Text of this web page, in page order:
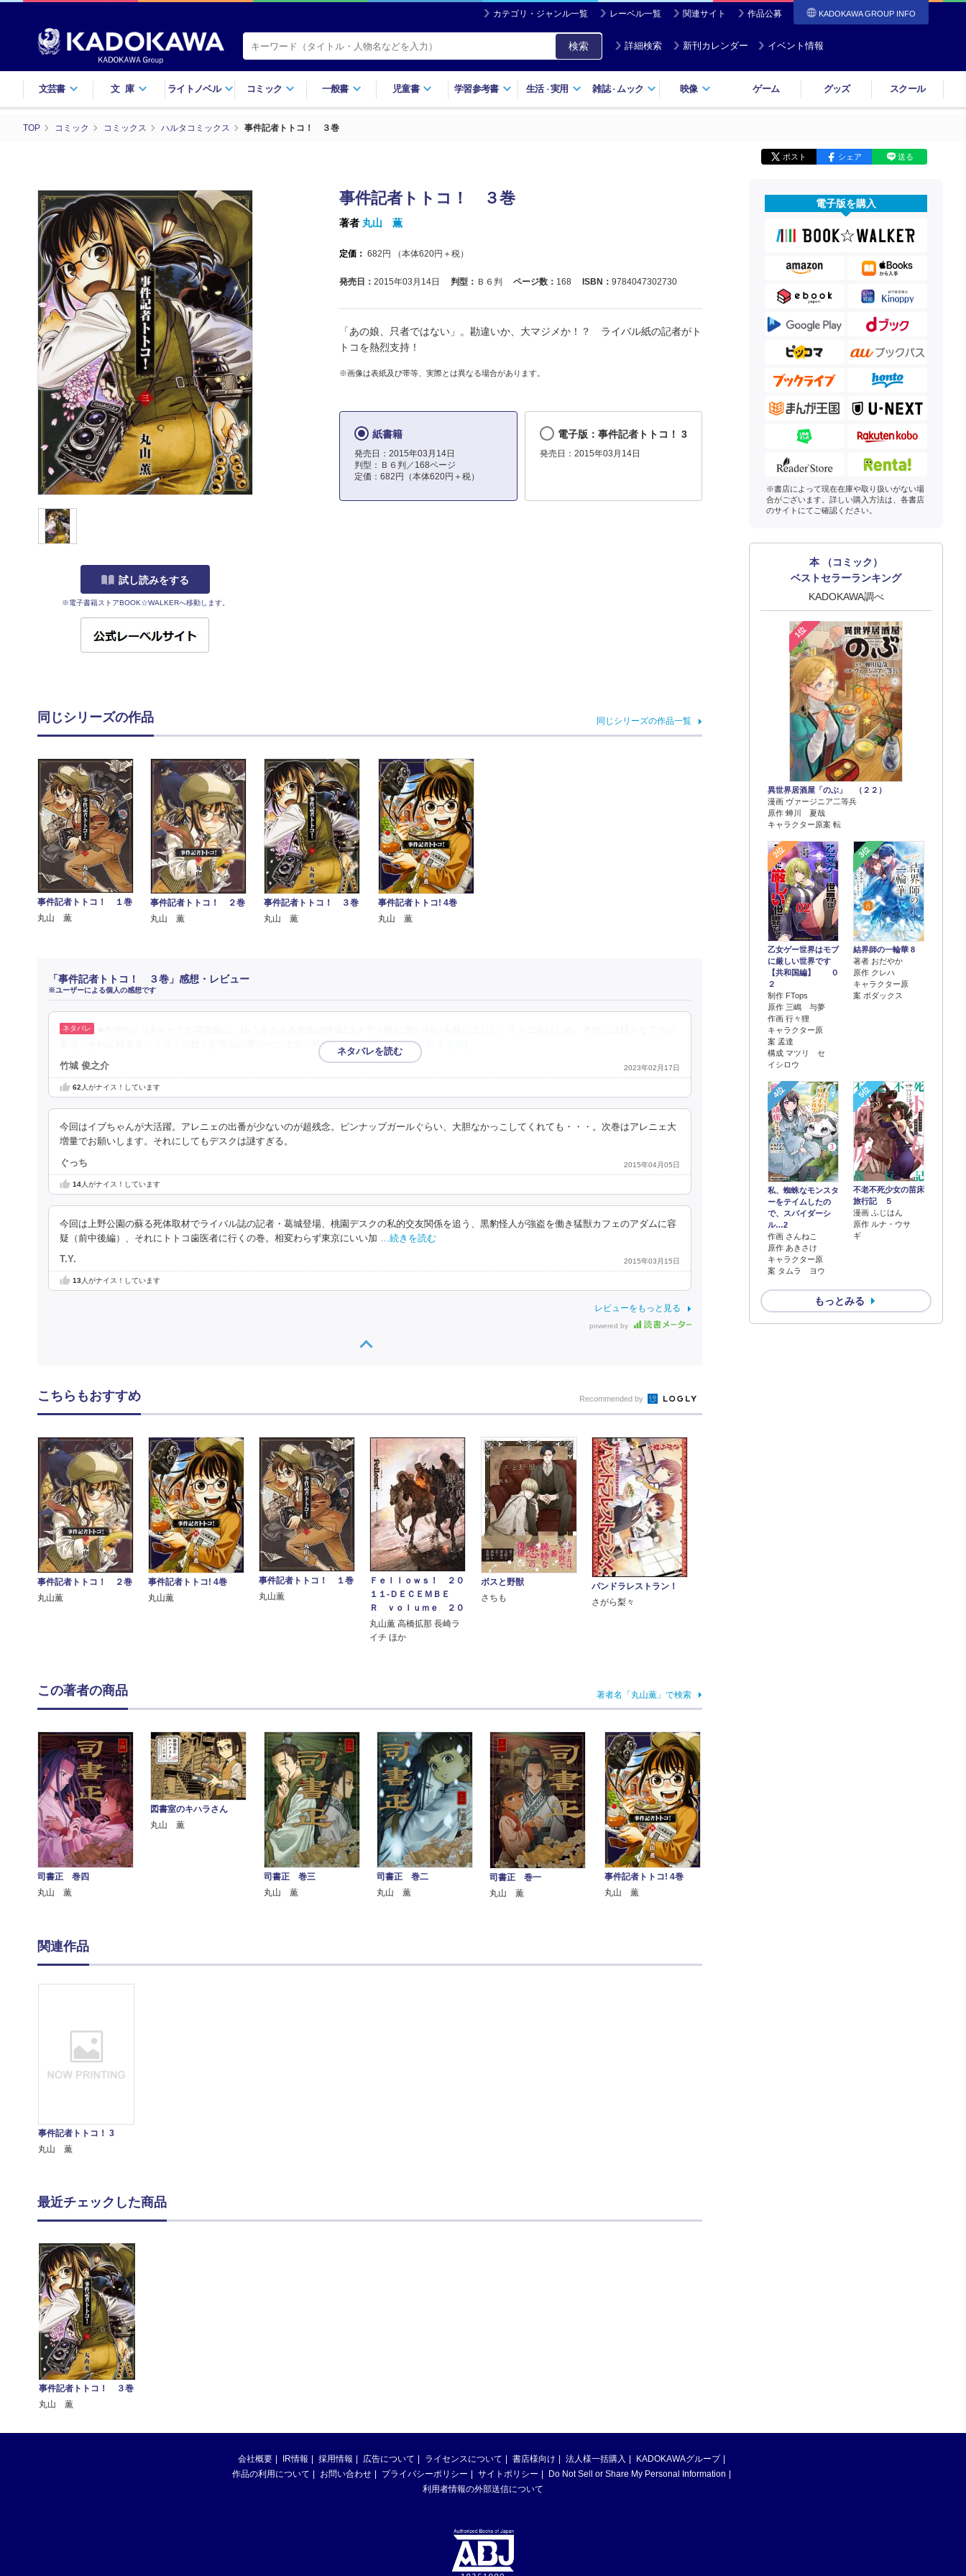
カテゴリ・ジャンル一覧 レーベル一覧 関連サイト 作品公募 KADOKAWA GROUP INFO
検索 詳細検索 新刊カレンダー イベント情報
文芸書 文庫 ライトノベル コミック 一般書 児童書 学習参考書 生活・実用 雑誌・ ムック 映像 ゲーム グッズ スクール
TOP コミック コミックス ハルタコミックス 事件記者トトコ！ ３巻
ポスト シェア 送る
試し読みをする
※電子書籍ストアBOOK☆WALKERへ移動します。
事件記者トトコ！ ３巻
著者 丸山 薫
定価： 682 円 （本体620円＋税）
発売日： 2015年03月14日 判型： Ｂ６判 ページ数： 168 ISBN： 9784047302730
「あの娘、只者ではない」。勘違いか、大マジメか！？ ライバル紙の記者がト
トコを熱烈支持！
※画像は表紙及び帯等、実際とは異なる場合があります。
紙書籍
発売日：2015年03月14日
判型：Ｂ６判／168ページ
定価：682円（本体620円＋税）
電子版：事件記者トトコ！ 3
発売日：2015年03月14日
同じシリーズの作品 同じシリーズの作品一覧
事件記者トトコ！ １巻
丸山 薫
事件記者トトコ！ ２巻
丸山 薫
事件記者トトコ！ ３巻
丸山 薫
事件記者トトコ! 4巻
丸山 薫
「事件記者トトコ！ ３巻」感想・レビュー
※ユーザーによる個人の感想です
登場。それに対するツッコミの数々が作品の華の一つです。特にケーサツの皆さんと …続きを読む
竹城 俊之介 2023年02月17日
62 人がナイス！しています
今回はイブちゃんが大活躍。アレニェの出番が少ないのが超残念。ピンナップガールぐらい、大胆なかっこしてくれても・・・。次巻はアレニェ大
増量でお願いします。それにしてもデスクは謎すぎる。
ぐっち 2015年04月05日
14人がナイス！しています
今回は上野公園の蘇る死体取材でライバル誌の記者・葛城登場、桃園デスクの私的交友関係を追う、黒豹怪人が強盗を働き猛獣カフェのアダムに容
疑（前中後編）、それにトトコ歯医者に行くの巻。相変わらず東京にいい加
…続きを読む
T.Y. 2015年03月15日
13人がナイス！しています
レビューをもっと見る
powered by
電子版を購入
※書店によって現在在庫や取り扱いがない場
合がございます。詳しい購入方法は、各書店
のサイトにてご確認ください。
本 （コミック）
ベストセラーランキング
KADOKAWA調べ
1位
異世界居酒屋「のぶ」 （２２）
漫画 ヴァージニア二等兵
原作 蝉川 夏哉
キャラクター原案 転
2位
乙女ゲー世界はモブ
に厳しい世界です
【共和国編】 ０
２
制作 FTops
原作 三嶋 与夢
作画 行々狸
キャラクター原
案 孟達
構成 マツリ セ
イシロウ
3位
結界師の一輪華 8
著者 おだやか
原作 クレハ
キャラクター原
案 ボダックス
4位
私、蜘蛛なモンスタ
ーをテイムしたの
で、スパイダーシ
ル…2
作画 さんねこ
原作 あきさけ
キャラクター原
案 タムラ ヨウ
5位
不老不死少女の苗床
旅行記 ５
漫画 ふじはん
原作 ルナ・ウサ
ギ
もっとみる
こちらもおすすめ Recommended by
事件記者トトコ！ ２巻
丸山薫
事件記者トトコ! 4巻
丸山薫
事件記者トトコ！ １巻
丸山薫
Ｆｅｌｌｏｗｓ！ ２０
１１‐ＤＥＣＥＭＢＥ
Ｒ ｖｏｌｕｍｅ ２０
丸山薫 高橋拡那 長崎ラ
イチ ほか
ボスと野獣
さちも
パンドラレストラン！
さがら梨々
この著者の商品 著者名「丸山薫」で検索
司書正 巻四
丸山 薫
図書室のキハラさん
丸山 薫
司書正 巻三
丸山 薫
司書正 巻二
丸山 薫
司書正 巻一
丸山 薫
事件記者トトコ! 4巻
丸山 薫
関連作品
事件記者トトコ！ 3
丸山 薫
最近チェックした商品
事件記者トトコ！ ３巻
丸山 薫
会社概要 IR情報 採用情報 広告について ライセンスについて 書店様向け 法人様一括購入
KADOKAWAグループ
作品の利用について
お問い合わせ プライバシーポリシー サイトポリシー
Do Not Sell or Share My Personal Information
利用者情報の外部送信について